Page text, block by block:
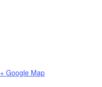
+ Google Map